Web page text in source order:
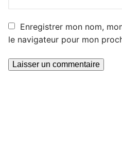
Enregistrer mon nom,
le navigateur pour mon